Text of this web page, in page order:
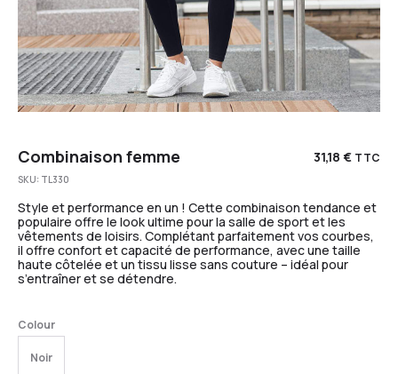
Combinaison femme 31,18 € TTC
SKU: TL330
Style et performance en un ! Cette combinaison tendance et
populaire offre le look ultime pour la salle de sport et les
vêtements de loisirs. Complétant parfaitement vos courbes,
il offre confort et capacité de performance, avec une taille
haute côtelée et un tissu lisse sans couture – idéal pour
s’entraîner et se détendre.
Colour
Noir